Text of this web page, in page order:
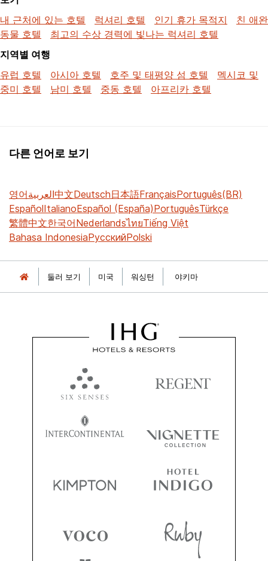
내 근처에 있는 호텔
럭셔리 호텔 인기 휴가 목적지
친 애완
동물 호텔
최고의 수상 경력에 빛나는 럭셔리 호텔
지역별 여행
유럽 호텔
아시아 호텔 호주 및 태평양 섬 호텔
멕시코 및
중미 호텔
남미 호텔 중동 호텔 아프리카 호텔
다른 언어로 보기
영어العربية中文Deutsch日本語FrançaisPortuguês(BR)
EspañolItalianoEspañol (España)PortuguêsTürkçe
繁體中文한국어NederlandsไทยTiếng Việt
Bahasa IndonesiaРусскийPolski
둘러 보기 미국 워싱턴 야키마